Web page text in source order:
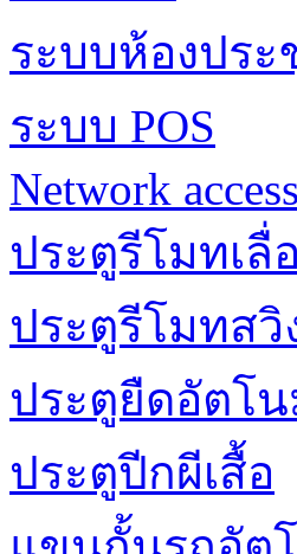
ระบบห้องประ
ระบบ POS
Network
ประตูรีโมทเลื่
ประตูรีโมทสวิ
ประตูยืดอัตโ
ประตูปีกผีเสื้อ